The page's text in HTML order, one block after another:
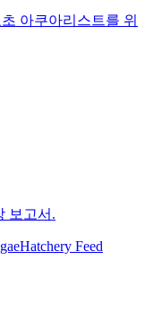
아쿠아리스트를 위
보고서.
Hatchery Feed